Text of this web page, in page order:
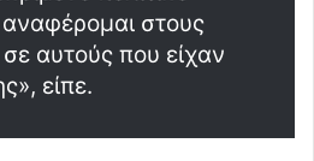
στους
αυτούς που είχαν
είπε.